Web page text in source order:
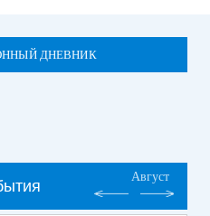
ДНЕВНИК
Август